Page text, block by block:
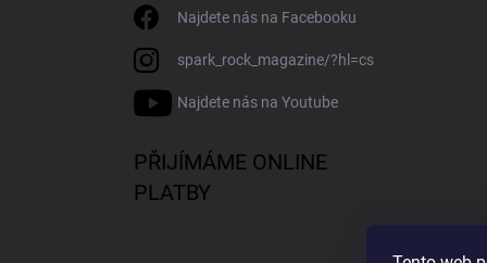
Najdete nás na Facebooku
spark_rock_magazine/?hl=cs
Najdete nás na Youtube
PŘIJÍMÁME ONLINE
PLATBY